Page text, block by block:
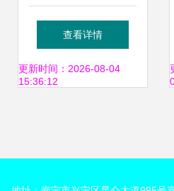
分设备 构筑绿色拆
建循环的关键
查看详情
更新时间：2026-08-04
15:36:12